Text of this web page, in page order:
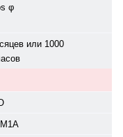
φ
или 1000